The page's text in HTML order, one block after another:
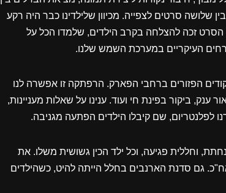
שלושה סרטים לצפייה. מכיוון שלילדינו כבר היה רקע
זכה להצלחה בקרב הילדים, שלמדו הכל על
העיקריים במערכת השמש שלנו.
הפזורים ברחבי הפארק. הרפתקה זו אפשרה לנו
ענק, ביקור בפינת חי ועוד. ענינו על שאלות מעניינות,
לפלנטריום, שם קיבלו הילדים הפתעה מגניבה.
וחללית פגיעה, וכל ילד הכין גשושית משלו. את
גם סדנת הארנבים בחלל הייתה להיט, כשהילדים